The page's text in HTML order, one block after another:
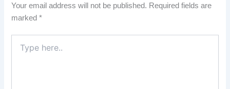
Your email address will not be published. Required fields are
marked*
here..